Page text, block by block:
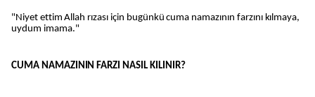
"Niyet ettim Allah rızası için bugünkü cuma namazının farzını kılmaya,
uydum imama."
CUMA NAMAZININ FARZI NASIL KILINIR?